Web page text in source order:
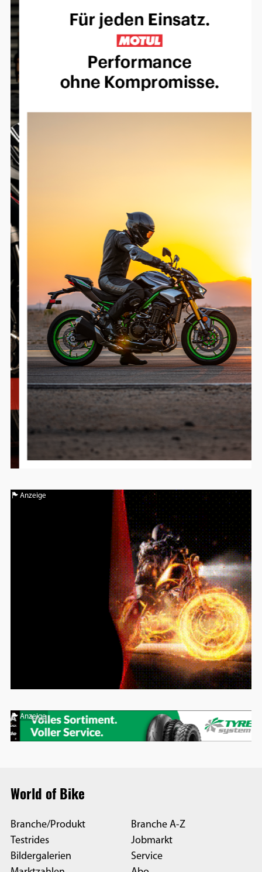
Anzeige
Anzeige
World of Bike
Branche/Produkt
Testrides
Bildergalerien
Branche A-Z
Jobmarkt
Service